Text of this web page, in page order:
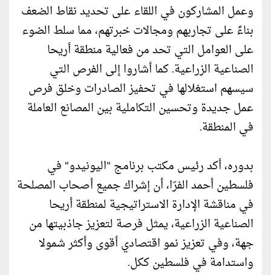
وعمل المشاركون في اللقاء على تحديد نقاط الضعف
بناءً على تجاربهم ومجالات خبرتهم، مما سلط الضوء
على العوامل التي تحد من فعالية منطقة أريحا
الصناعية الزراعية. كما أشاروا إلى الفرص التي
سيسهم استغلالها في تحفيز الصادرات وخلق فرص
عمل جديدة وتحسين التكاملية بين المصانع العاملة
في المنطقة.
بدوره، أكد رئيس مكتب برنامج "اليونيدو" في
فلسطين أحمد الفرّا، أن إشراك جميع أصحاب المصلحة
في مناقشة الإدارة الاستراتيجية لمنطقة أريحا
الصناعية الزراعية، يمثل فرصة لتعزيز جاذبيتها من
جهة، وفي تعزيز نمو اقتصادي أقوى وأكثر شمولا
واستدامة في فلسطين ككل.